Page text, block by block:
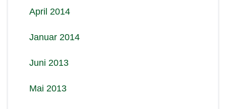
April 2014
Januar 2014
Juni 2013
Mai 2013